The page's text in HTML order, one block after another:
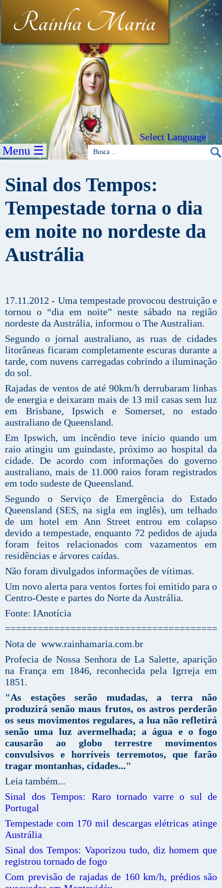
Rainha Maria
Select Language▼
Menu ☰
Sinal dos Tempos:
Tempestade torna o dia
em noite no nordeste da
Austrália
17.11.2012 - Uma tempestade provocou destruição e
tornou o “dia em noite” neste sábado na região
nordeste da Austrália, informou o The Australian.
Segundo o jornal australiano, as ruas de cidades
litorâneas ficaram completamente escuras durante a
tarde, com nuvens carregadas cobrindo a iluminação
do sol.
Rajadas de ventos de até 90km/h derrubaram linhas
de energia e deixaram mais de 13 mil casas sem luz
em Brisbane, Ipswich e Somerset, no estado
australiano de Queensland.
Em Ipswich, um incêndio teve início quando um
raio atingiu um guindaste, próximo ao hospital da
cidade. De acordo com informações do governo
australiano, mais de 11.000 raios foram registrados
em todo sudeste de Queensland.
Segundo o Serviço de Emergência do Estado
Queensland (SES, na sigla em inglês), um telhado
de um hotel em Ann Street entrou em colapso
devido a tempestade, enquanto 72 pedidos de ajuda
foram feitos relacionados com vazamentos em
residências e árvores caídas.
Não foram divulgados informações de vítimas.
Um novo alerta para ventos fortes foi emitido para o
Centro-Oeste e partes do Norte da Austrália.
Fonte: IAnotícia
Nota de www.rainhamaria.com.br
Profecia de Nossa Senhora de La Salette, aparição
na França em 1846, reconhecida pela Igrreja em
1851.
"As estações serão mudadas, a terra não
produzirá senão maus frutos, os astros perderão
os seus movimentos regulares, a lua não refletirá
senão uma luz avermelhada; a água e o fogo
causarão ao globo terrestre movimentos
convulsivos e horríveis terremotos, que farão
tragar montanhas, cidades..."
Leia também...
Sinal dos Tempos: Raro tornado varre o sul de
Portugal
Tempestade com 170 mil descargas elétricas atinge
Austrália
Sinal dos Tempos: Vaporizou tudo, diz homem que
registrou tornado de fogo
Com previsão de rajadas de 160 km/h, prédios são